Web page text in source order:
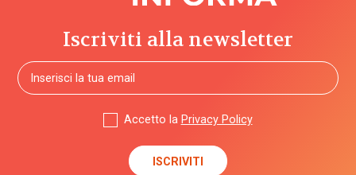
Iscriviti alla newsletter
Accetto la Privacy Policy